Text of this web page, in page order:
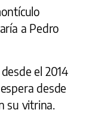
a Pedro
el 2014
desde
su vitrina.